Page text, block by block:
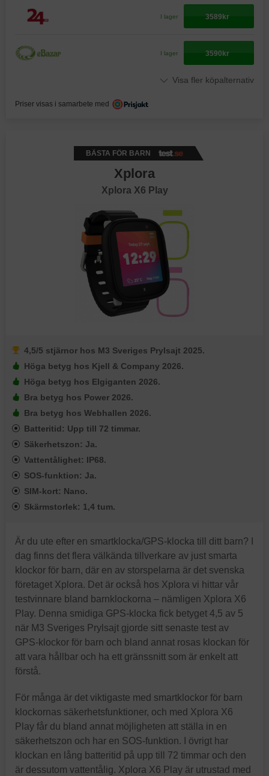
I lager 3589kr
I lager 3590kr
Visa fler köpalternativ
Priser visas i samarbete med
BÄSTA FÖR BARN
Xplora
Xplora X6 Play
4,5/5 stjärnor hos M3 Sveriges Prylsajt 2025.
Höga betyg hos Kjell & Company 2026.
Höga betyg hos Elgiganten 2026.
Bra betyg hos Power 2026.
Bra betyg hos Webhallen 2026.
Batteritid: Upp till 72 timmar.
Säkerhetszon: Ja.
Vattentålighet: IP68.
SOS-funktion: Ja.
SIM-kort: Nano.
Skärmstorlek: 1,4 tum.
Är du ute efter en smartklocka/GPS-klocka till ditt barn? I
dag finns det flera välkända tillverkare av just smarta
klockor för barn, där en av storspelarna är det svenska
företaget Xplora. Det är också hos Xplora vi hittar vår
testvinnare bland barnklockorna – nämligen Xplora X6
Play. Denna smidiga GPS-klocka fick betyget 4,5 av 5
när M3 Sveriges Prylsajt gjorde sitt senaste test av
GPS-klockor för barn och bland annat rosas klockan för
att vara hållbar och ha ett gränssnitt som är enkelt att
förstå.
För många är det viktigaste med smartklockor för barn
klockornas säkerhetsfunktioner, och med Xplora X6
Play får du bland annat möjligheten att ställa in en
säkerhetszon och har en SOS-funktion. I övrigt har
klockan en lång batteritid på upp till 72 timmar och den
är dessutom vattentålig. Xplora X6 Play är utrustad med